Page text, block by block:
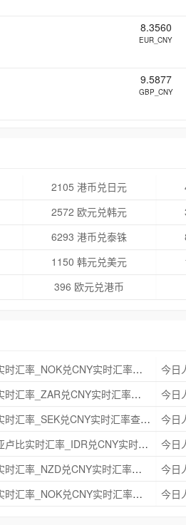
8.3560
EUR_CNY
9.5877
GBP_CNY
2105 港币兑日元
2572 欧元兑韩元
6293 港币兑泰铢
1150 韩元兑美元
396 欧元兑港币
今日人民币兑挪威克朗实时汇率_NOK兑CNY实时汇率查询 2025年09月21日
今日人民币兑南非兰特实时汇率_ZAR兑CNY实时汇率查询 2025年09月21日
今日人民币兑瑞典克朗实时汇率_SEK兑CNY实时汇率查询 2025年09月21日
今日人民币兑印度尼西亚卢比实时汇率_IDR兑CNY实时汇率查询 2025年09月21日
今日人民币兑新西兰元实时汇率_NZD兑CNY实时汇率查询 2025年09月21日
今日人民币兑挪威克朗实时汇率_NOK兑CNY实时汇率查询 2025年09月21日